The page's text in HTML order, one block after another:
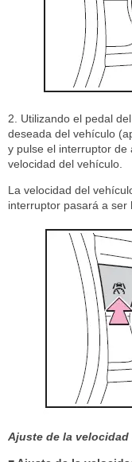
2. Utilizando el pedal
deseada del vehículo
y pulse el interruptor de
velocidad del vehículo.
La velocidad del
interruptor pasará a ser
Ajuste de la